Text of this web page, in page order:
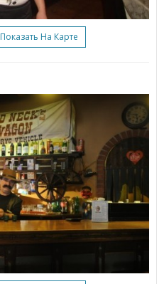
Показать На Карте